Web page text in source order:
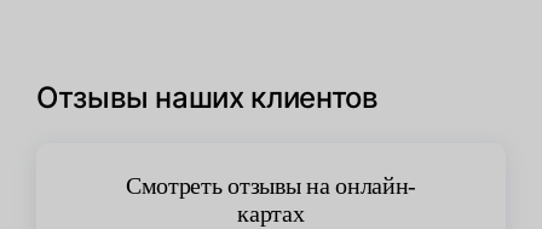
Отзывы наших клиентов
Смотреть отзывы на онлайн-
картах